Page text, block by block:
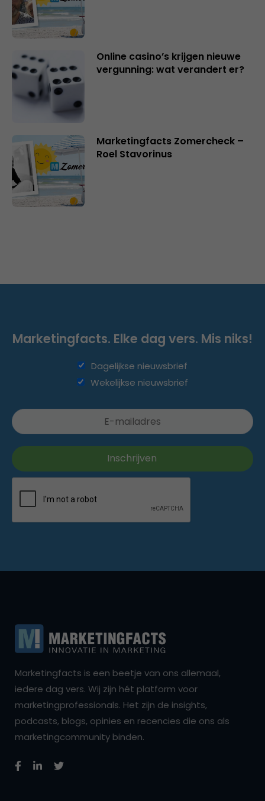
Online casino’s krijgen nieuwe
vergunning: wat verandert er?
Marketingfacts Zomercheck –
Roel Stavorinus
Marketingfacts. Elke dag vers. Mis niks!
Dagelijkse nieuwsbrief
Wekelijkse nieuwsbrief
Marketingfacts is een beetje van ons allemaal,
iedere dag vers. Wij zijn hét platform voor
marketingprofessionals. Het zijn de insights,
podcasts, blogs, opinies en recencies die ons als
marketingcommunity binden.